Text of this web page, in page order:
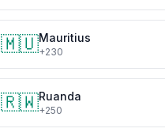
🇲🇺Mauritius
+230
🇷🇼Ruanda
+250